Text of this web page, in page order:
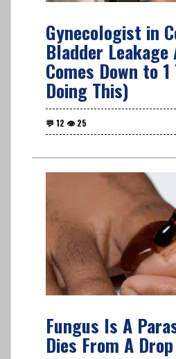
Gynecologist in
Bladder
Comes Down to
Doing This)
Fungus Is A
Dies From A